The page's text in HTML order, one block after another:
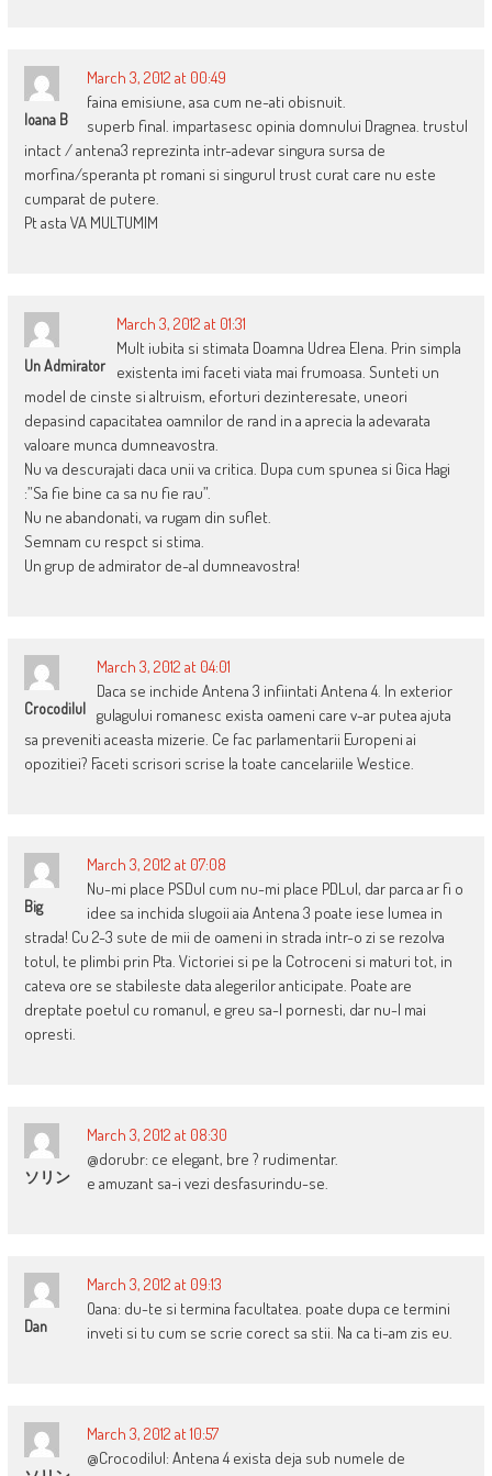
Ioana B
March 3, 2012 at 00:49
faina emisiune, asa cum ne-ati obisnuit.
superb final. impartasesc opinia domnului Dragnea. trustul
intact / antena3 reprezinta intr-adevar singura sursa de
morfina/speranta pt romani si singurul trust curat care nu este
cumparat de putere.
Pt asta VA MULTUMIM
Un Admirator
March 3, 2012 at 01:31
Mult iubita si stimata Doamna Udrea Elena. Prin simpla
existenta imi faceti viata mai frumoasa. Sunteti un
model de cinste si altruism, eforturi dezinteresate, uneori
depasind capacitatea oamnilor de rand in a aprecia la adevarata
valoare munca dumneavostra.
Nu va descurajati daca unii va critica. Dupa cum spunea si Gica Hagi
:”Sa fie bine ca sa nu fie rau”.
Nu ne abandonati, va rugam din suflet.
Semnam cu respct si stima.
Un grup de admirator de-al dumneavostra!
Crocodilul
March 3, 2012 at 04:01
Daca se inchide Antena 3 infiintati Antena 4. In exterior
gulagului romanesc exista oameni care v-ar putea ajuta
sa preveniti aceasta mizerie. Ce fac parlamentarii Europeni ai
opozitiei? Faceti scrisori scrise la toate cancelariile Westice.
Big
March 3, 2012 at 07:08
Nu-mi place PSDul cum nu-mi place PDLul, dar parca ar fi o
idee sa inchida slugoii aia Antena 3 poate iese lumea in
strada! Cu 2-3 sute de mii de oameni in strada intr-o zi se rezolva
totul, te plimbi prin Pta. Victoriei si pe la Cotroceni si maturi tot, in
cateva ore se stabileste data alegerilor anticipate. Poate are
dreptate poetul cu romanul, e greu sa-l pornesti, dar nu-l mai
opresti.
ソリン
March 3, 2012 at 08:30
@dorubr: ce elegant, bre ? rudimentar.
e amuzant sa-i vezi desfasurindu-se.
Dan
March 3, 2012 at 09:13
Oana: du-te si termina facultatea. poate dupa ce termini
inveti si tu cum se scrie corect sa stii. Na ca ti-am zis eu.
March 3, 2012 at 10:57
@Crocodilul: Antena 4 exista deja sub numele de